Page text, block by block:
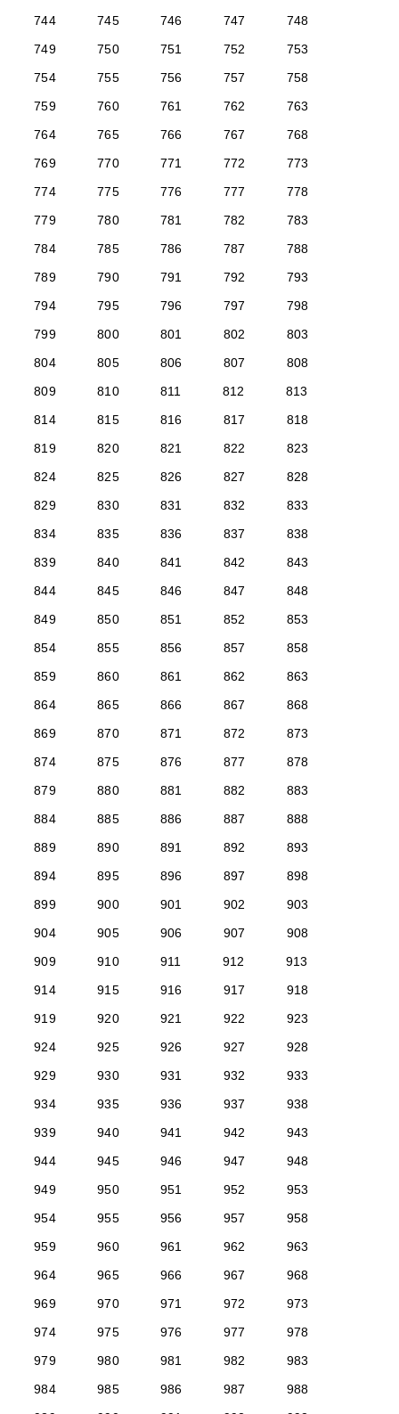
744
745 746 747
748
749
750 751 752
753
754
755 756 757
758
759
760 761 762
763
764
765 766 767
768
769
770 771 772
773
774
775 776 777
778
779
780 781 782
783
784
785 786 787
788
789
790 791 792
793
794
795 796 797
798
799
800 801 802
803
804
805 806 807
808
809
810 811 812
813
814
815 816 817
818
819
820 821 822
823
824
825 826 827
828
829
830 831 832
833
834
835 836 837
838
839
840 841 842
843
844
845 846 847
848
849
850 851 852
853
854
855 856 857
858
859
860 861 862
863
864
865 866 867
868
869
870 871 872
873
874
875 876 877
878
879
880 881 882
883
884
885 886 887
888
889
890 891 892
893
894
895 896 897
898
899
900 901 902
903
904
905 906 907
908
909
910 911 912
913
914
915 916 917
918
919
920 921 922
923
924
925 926 927
928
929
930 931 932
933
934
935 936 937
938
939
940 941 942
943
944
945 946 947
948
949
950 951 952
953
954
955 956 957
958
959
960 961 962
963
964
965 966 967
968
969
970 971 972
973
974
975 976 977
978
979
980 981 982
983
984
985 986 987
988